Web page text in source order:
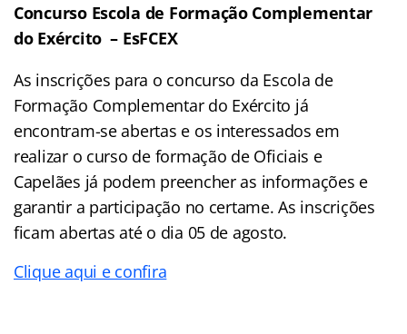
Concurso Escola de Formação Complementar
do Exército – EsFCEX
As inscrições para o concurso da Escola de
Formação Complementar do Exército já
encontram-se abertas e os interessados em
realizar o curso de formação de Oficiais e
Capelães já podem preencher as informações e
garantir a participação no certame. As inscrições
ficam abertas até o dia 05 de agosto.
Clique aqui e confira